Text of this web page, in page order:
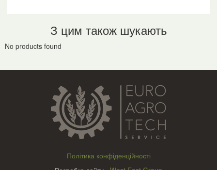
З цим також шукають
No products found
Політика конфіденційності